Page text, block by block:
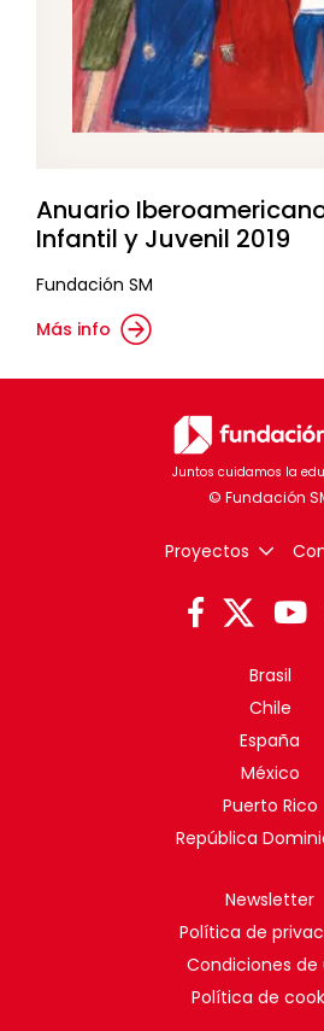
Anuario
Infantil y Juvenil 2019
Fundación SM
Más info
Juntos cuidamos la
Proyectos
Brasil
Chile
España
México
Puerto Rico
República
Newsletter
Política de
Condiciones de
Política de